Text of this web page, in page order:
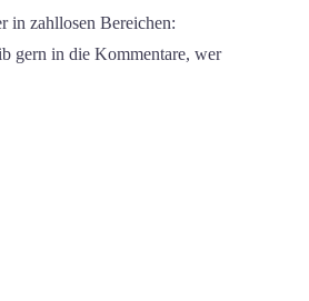
in zahllosen Bereichen:
gern in die Kommentare, wer